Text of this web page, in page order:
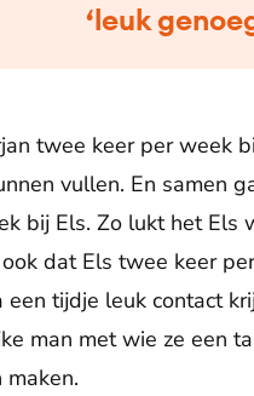
‘leuk
twee keer per week
vullen. En samen
bij Els. Zo lukt het
dat Els twee keer
een tijdje leuk contact
man met wie ze een
maken.